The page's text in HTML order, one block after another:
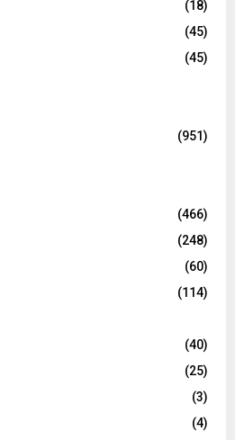
(18)
(45)
(45)
(951)
(466)
(248)
(60)
(114)
(40)
(25)
(3)
(4)